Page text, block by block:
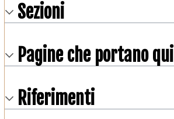
Sezioni
Pagine che portano qui
Riferimenti